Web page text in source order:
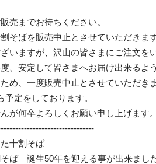
売までお待ちください。
そばを販売中止とさせていただきます
いますが、沢山の皆さまにご注文を
、安定して皆さまへお届け出来るよ
め、一度販売中止とさせていただきま
定をしております。
が何卒よろしくお願い申し上げます。
十割そば
ば 誕生50年を迎える事が出来まし